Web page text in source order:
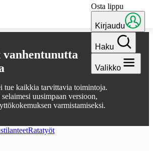
tue kaikkia tarvittavia toimintoja.
uusimpaan versioon,
varmistamiseksi.
Osta lippu
Kirjaudu
Haku
Valikko
Ratatyöt